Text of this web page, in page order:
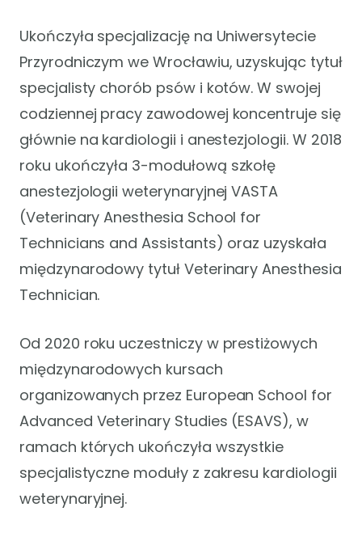
Ukończyła specjalizację na Uniwersytecie
Przyrodniczym we Wrocławiu, uzyskując tytuł
specjalisty chorób psów i kotów. W swojej
codziennej pracy zawodowej koncentruje się
głównie na kardiologii i anestezjologii. W 2018
roku ukończyła 3-modułową szkołę
anestezjologii weterynaryjnej VASTA
(Veterinary Anesthesia School for
Technicians and Assistants) oraz uzyskała
międzynarodowy tytuł Veterinary Anesthesia
Technician.
Od 2020 roku uczestniczy w prestiżowych
międzynarodowych kursach
organizowanych przez European School for
Advanced Veterinary Studies (ESAVS), w
ramach których ukończyła wszystkie
specjalistyczne moduły z zakresu kardiologii
weterynaryjnej.